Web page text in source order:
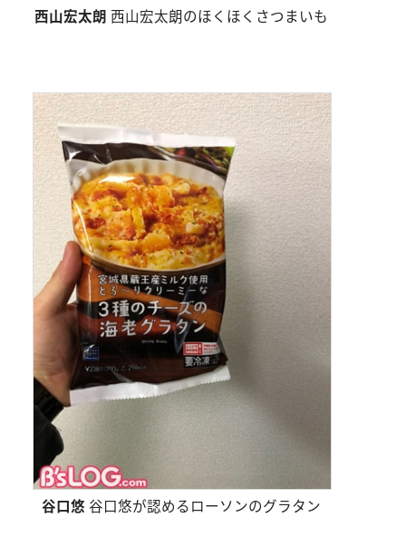
西山宏太朗 西山宏太朗のほくほくさつまいも
谷口悠 谷口悠が認めるローソンのグラタン